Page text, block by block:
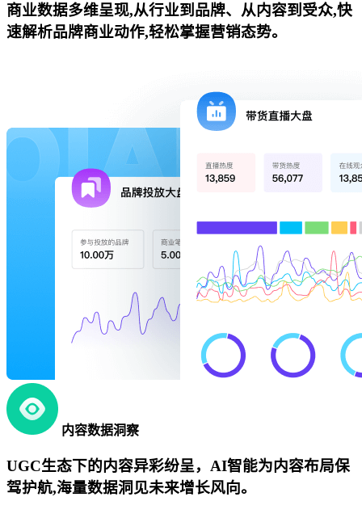
商业数据多维呈现,从行业到品牌、从内容到受众,快
速解析品牌商业动作,轻松掌握营销态势。
内容数据洞察
UGC生态下的内容异彩纷呈，AI智能为内容布局保
驾护航,海量数据洞见未来增长风向。